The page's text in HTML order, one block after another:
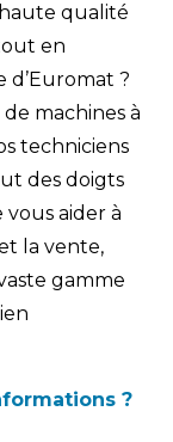
qualité
en
d’Euromat ?
machines à
techniciens
des doigts
aider à
la vente,
gamme
?